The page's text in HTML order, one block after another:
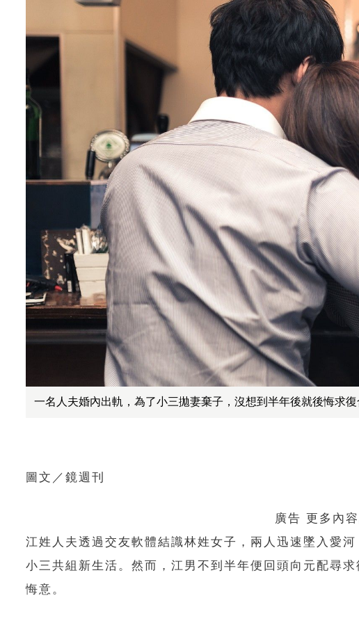
一名人夫婚內出軌，為了小三拋妻棄子，沒想到半年後就後悔求復
圖文／鏡週刊
廣告 更多內
江姓人夫透過交友軟體結識林姓女子，兩人迅速墜入愛
小三共組新生活。然而，江男不到半年便回頭向元配尋
悔意。